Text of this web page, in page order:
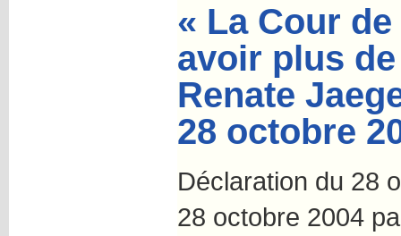
« La Cour
avoir plus
Renate
28 octobre
Déclaration du 28
28 octobre 2004